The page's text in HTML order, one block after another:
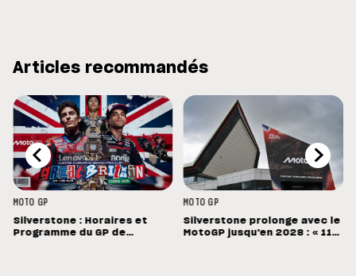
Articles recommandés
MOTO GP
Silverstone : Horaires et
Programme du GP de
MOTO GP
Silverstone prolonge avec le
MotoGP jusqu'en 2028 : « 11